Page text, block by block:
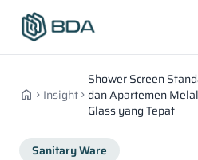
home chevron_right Insight chevron_right
Shower Screen
dan Apartemen
Glass yang Tepat
Sanitary Ware